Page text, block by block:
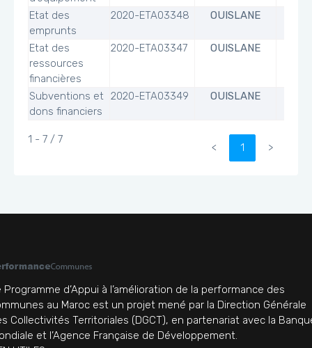
Etat des
emprunts
2020-ETA03348 OUISLANE
Etat des
ressources
financières
2020-ETA03347 OUISLANE
Subventions et
dons financiers
2020-ETA03349 OUISLANE
1 - 7 / 7
< 1 >
Programme d’Appui à l’amélioration de la performance des
au Maroc est un projet mené par la Direction Générale
Collectivités Territoriales (DGCT), en partenariat avec la
et l’Agence Française de Développement.